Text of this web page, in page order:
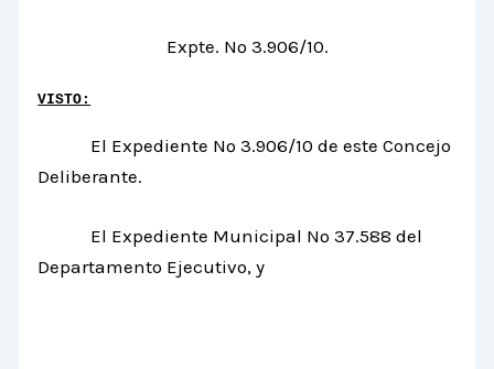
Expte. Nº 3.906/10.
VISTO:
El Expediente Nº 3.906/10 de este Concejo
Deliberante.
El Expediente Municipal Nº 37.588 del
Departamento Ejecutivo, y